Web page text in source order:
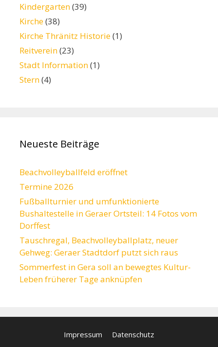
Kindergarten(39)
Kirche(38)
Kirche Thränitz Historie(1)
Reitverein(23)
Stadt Information(1)
Stern(4)
Neueste Beiträge
Beachvolleyballfeld eröffnet
Termine 2026
Fußballturnier und umfunktionierte
Bushaltestelle in Geraer Ortsteil: 14 Fotos vom
Dorffest
Tauschregal, Beachvolleyballplatz, neuer
Gehweg: Geraer Stadtdorf putzt sich raus
Sommerfest in Gera soll an bewegtes Kultur-
Leben früherer Tage anknüpfen
Impressum Datenschutz